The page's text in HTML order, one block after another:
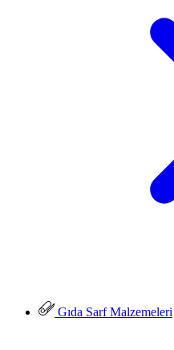
Gıda Sarf Malzemeleri